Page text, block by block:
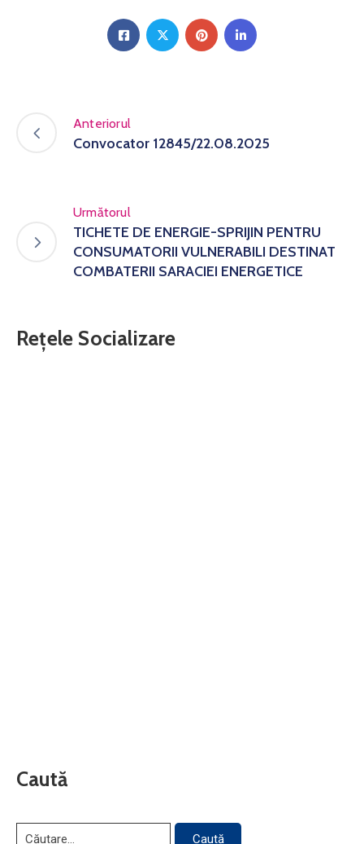
Anteriorul
Convocator 12845/22.08.2025
Următorul
TICHETE DE ENERGIE-SPRIJIN PENTRU
CONSUMATORII VULNERABILI DESTINAT
COMBATERII SARACIEI ENERGETICE
Rețele Socializare
Caută